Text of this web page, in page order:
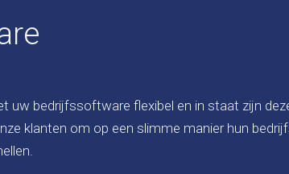
bedrijfssoftware flexibel en in staat zijn
klanten om op een slimme manier hun